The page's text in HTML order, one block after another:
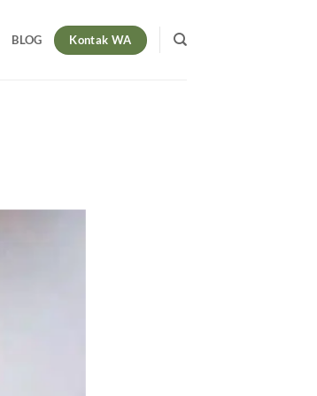
BLOG Kontak WA